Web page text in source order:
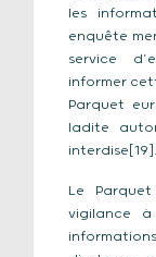
les
enquête
service
informer
Parquet
ladite
interdise[19].
Le
vigilance